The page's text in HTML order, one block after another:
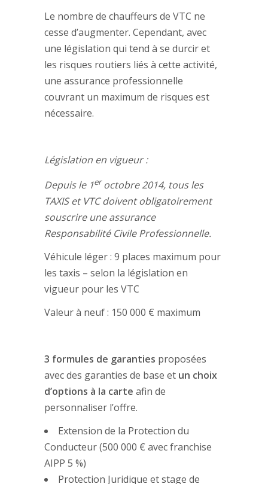
Le nombre de chauffeurs de VTC ne
cesse d’augmenter. Cependant, avec
une législation qui tend à se durcir et
les risques routiers liés à cette activité,
une assurance professionnelle
couvrant un maximum de risques est
nécessaire.
Législation en vigueur :
Depuis le 1eroctobre 2014, tous les
TAXIS et VTC doivent obligatoirement
souscrire une assurance
Responsabilité Civile Professionnelle.
Véhicule léger : 9 places maximum pour
les taxis – selon la législation en
vigueur pour les VTC
Valeur à neuf : 150 000 € maximum
3 formules de garanties proposées
avec des garanties de base et un choix
d’options à la carte afin de
personnaliser l’offre.
Extension de la Protection du
Conducteur (500 000 € avec franchise
AIPP 5 %)
Protection Juridique et stage de